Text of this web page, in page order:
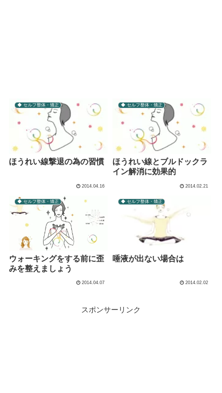
◆ セルフ整体・矯正
ほうれい線撃退の為の習慣
2014.04.16
◆ セルフ整体・矯正
ほうれい線とブルドックラ
イン解消に効果的
2014.02.21
◆ セルフ整体・矯正
ウォーキングをする前に歪
みを整えましょう
2014.04.07
◆ セルフ整体・矯正
唾液が出ない場合は
2014.02.02
スポンサーリンク